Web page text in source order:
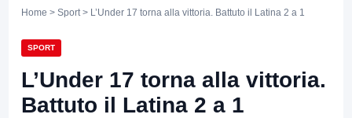
Home > Sport > L’Under 17 torna alla vittoria. Battuto il Latina 2 a 1
SPORT
L’Under 17 torna alla vittoria.
Battuto il Latina 2 a 1